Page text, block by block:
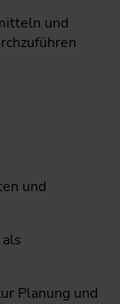
und
und
Planung und